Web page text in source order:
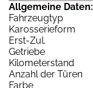
Allgemeine Daten:
Fahrzeugtyp
Karosserieform
Erst-Zul.
Getriebe
Kilometerstand
Anzahl der Türen
Farbe